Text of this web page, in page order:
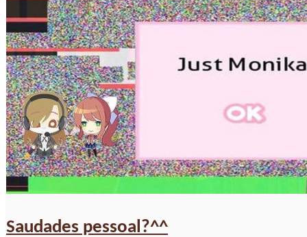
Saudades pessoal?^^